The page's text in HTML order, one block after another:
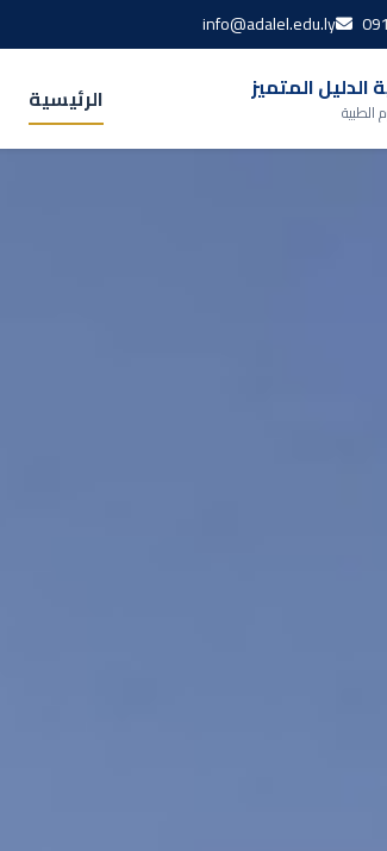
info@adalel.edu.ly
الدليل المتميز
الطبية الرئيسية